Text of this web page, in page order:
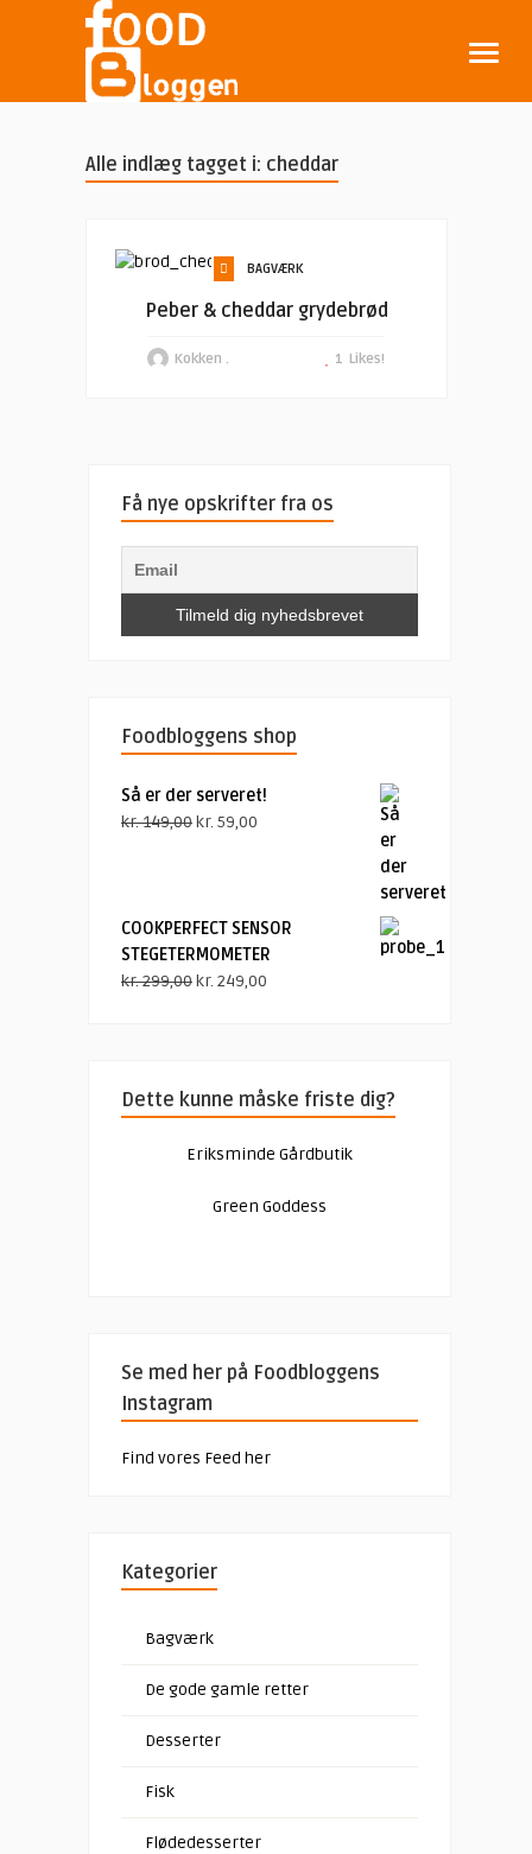
Alle indlæg tagget i: cheddar
BAGVÆRK
Peber & cheddar grydebrød
Kokken . Likes!
1
Få nye opskrifter fra os
Foodbloggens shop
Så er der serveret!
kr.149,00Den
kr. 149,00.
kr. 59,00
kr. 59,00.
COOKPERFECT SENSOR
STEGETERMOMETER
kr.299,00Den
kr. 299,00.
kr. 249,00
Dette kunne måske friste dig?
Eriksminde Gårdbutik
Green Goddess
Se med her på Foodbloggens
Instagram
Find vores Feed her
Kategorier
Bagværk
De gode gamle retter
Desserter
Fisk
Flødedesserter